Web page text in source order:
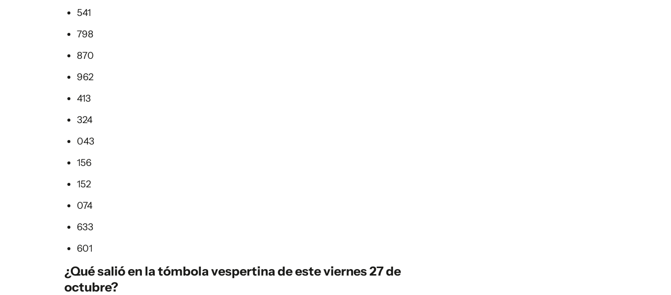
541
798
870
962
413
324
043
156
152
074
633
601
¿Qué salió en la tómbola vespertina de este viernes 27 de
octubre?